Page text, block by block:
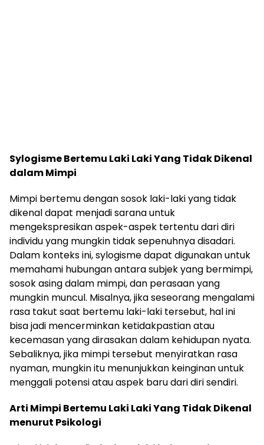
Sylogisme Bertemu Laki Laki Yang Tidak Dikenal
dalam Mimpi
Mimpi bertemu dengan sosok laki-laki yang tidak
dikenal dapat menjadi sarana untuk
mengekspresikan aspek-aspek tertentu dari diri
individu yang mungkin tidak sepenuhnya disadari.
Dalam konteks ini, sylogisme dapat digunakan untuk
memahami hubungan antara subjek yang bermimpi,
sosok asing dalam mimpi, dan perasaan yang
mungkin muncul. Misalnya, jika seseorang mengalami
rasa takut saat bertemu laki-laki tersebut, hal ini
bisa jadi mencerminkan ketidakpastian atau
kecemasan yang dirasakan dalam kehidupan nyata.
Sebaliknya, jika mimpi tersebut menyiratkan rasa
nyaman, mungkin itu menunjukkan keinginan untuk
menggali potensi atau aspek baru dari diri sendiri.
Arti Mimpi Bertemu Laki Laki Yang Tidak Dikenal
menurut Psikologi